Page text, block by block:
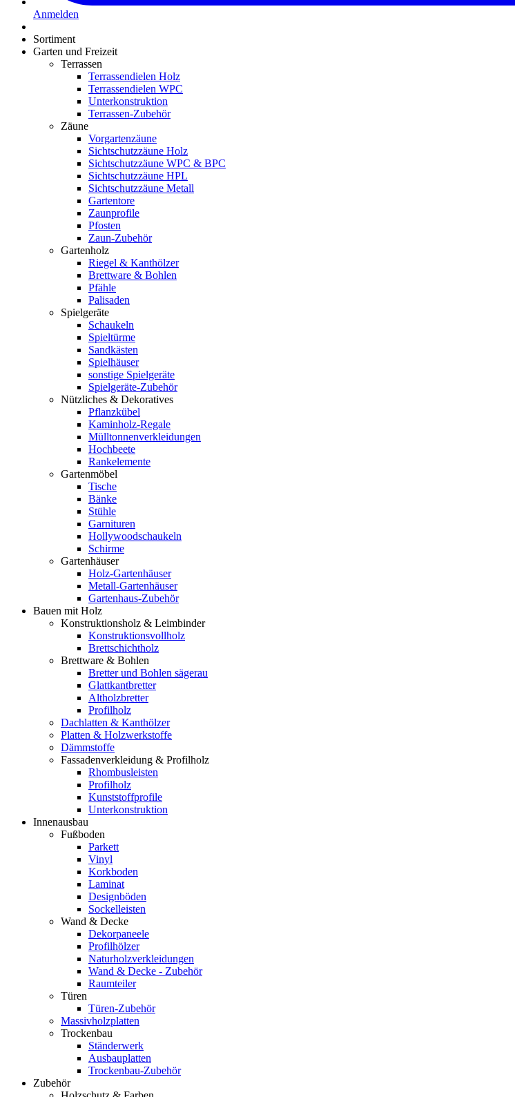
Anmelden
Sortiment
Garten und Freizeit
Terrassen
Terrassendielen Holz
Terrassendielen WPC
Unterkonstruktion
Terrassen-Zubehör
Zäune
Vorgartenzäune
Sichtschutzzäune Holz
Sichtschutzzäune WPC & BPC
Sichtschutzzäune HPL
Sichtschutzzäune Metall
Gartentore
Zaunprofile
Pfosten
Zaun-Zubehör
Gartenholz
Riegel & Kanthölzer
Brettware & Bohlen
Pfähle
Palisaden
Spielgeräte
Schaukeln
Spieltürme
Sandkästen
Spielhäuser
sonstige Spielgeräte
Spielgeräte-Zubehör
Nützliches & Dekoratives
Pflanzkübel
Kaminholz-Regale
Mülltonnenverkleidungen
Hochbeete
Rankelemente
Gartenmöbel
Tische
Bänke
Stühle
Garnituren
Hollywoodschaukeln
Schirme
Gartenhäuser
Holz-Gartenhäuser
Metall-Gartenhäuser
Gartenhaus-Zubehör
Bauen mit Holz
Konstruktionsholz & Leimbinder
Konstruktionsvollholz
Brettschichtholz
Brettware & Bohlen
Bretter und Bohlen sägerau
Glattkantbretter
Altholzbretter
Profilholz
Dachlatten & Kanthölzer
Platten & Holzwerkstoffe
Dämmstoffe
Fassadenverkleidung & Profilholz
Rhombusleisten
Profilholz
Kunststoffprofile
Unterkonstruktion
Innenausbau
Fußboden
Parkett
Vinyl
Korkboden
Laminat
Designböden
Sockelleisten
Wand & Decke
Dekorpaneele
Profilhölzer
Naturholzverkleidungen
Wand & Decke - Zubehör
Raumteiler
Türen
Türen-Zubehör
Massivholzplatten
Trockenbau
Ständerwerk
Ausbauplatten
Trockenbau-Zubehör
Zubehör